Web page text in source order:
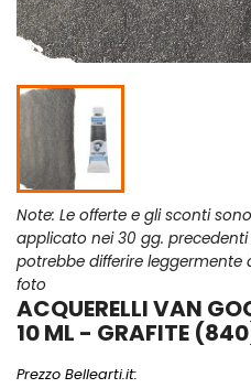
Note: Le offerte e gli sconti
applicato nei 30 gg.
potrebbe differire
foto
ACQUERELLI VAN
10 ML - GRAFITE
Prezzo Bellearti.it: